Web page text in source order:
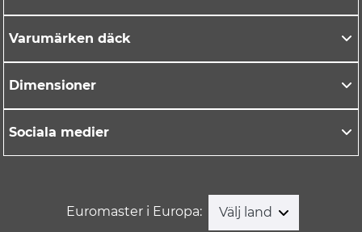
Varumärken däck
Dimensioner
Sociala medier
Euromaster i Europa: Välj land